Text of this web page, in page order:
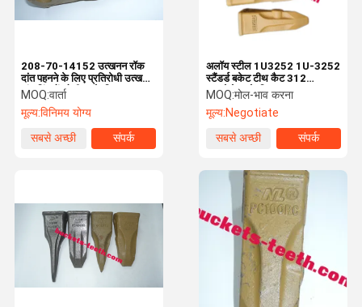
अलॉय स्टील 1U3252 1U-3252
स्टैंडर्ड बकेट टीथ कैट 312
एक्सकेवेटर के लिए
MOQ:मोल-भाव करना
मूल्य:Negotiate
सबसे अच्छी
संपर्क
208-70-14152 उत्खनन रॉक
दांत पहनने के लिए प्रतिरोधी उत्खनन
दांत बिंदुओं ओडीएम के लिए PC400
कोमात्सु
MOQ:वार्ता
मूल्य:विनिमय योग्य
सबसे अच्छी
संपर्क